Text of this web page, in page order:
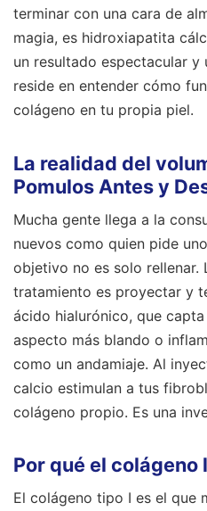
terminar con una cara de
magia, es hidroxiapatita
un resultado espectacular y
reside en entender cómo
colágeno en tu propia piel.
La realidad del
Pomulos Antes y
Mucha gente llega a la
nuevos como quien pide
objetivo no es solo rellenar.
tratamiento es proyectar y
ácido hialurónico, que
aspecto más blando o
como un andamiaje. Al
calcio estimulan a tus
colágeno propio. Es una
Por qué el colágeno
El colágeno tipo I es el que